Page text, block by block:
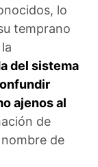
lo
temprano
del sistema
ajenos al
de
de